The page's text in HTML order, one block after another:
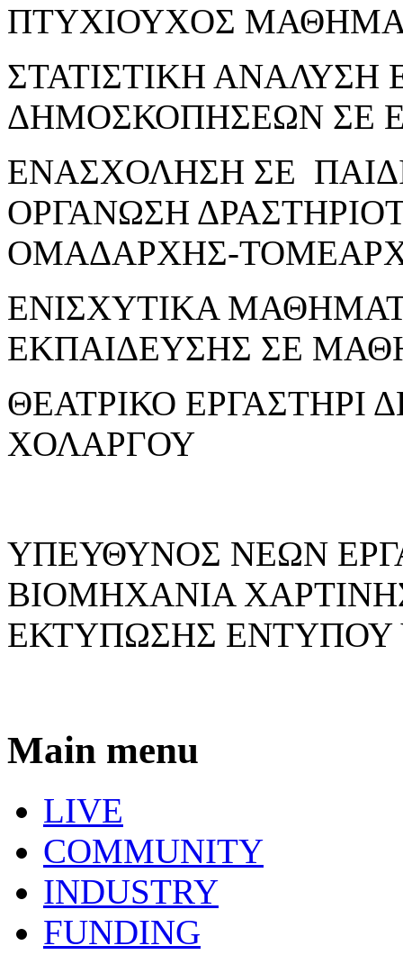
ΠΤΥΧΙΟΥΧΟΣ
ΣΤΑΤΙΣΤΙΚΗ ΑΝΑΛΥΣΗ
ΔΗΜΟΣΚΟΠΗΣΕΩΝ ΣΕ
ΕΝΑΣΧΟΛΗΣΗ ΣΕ
ΟΡΓΑΝΩΣΗ
ΟΜΑΔΑΡΧΗΣ-
ΕΝΙΣΧΥΤΙΚΑ
ΕΚΠΑΙΔΕΥΣΗΣ ΣΕ
ΘΕΑΤΡΙΚΟ
ΧΟΛΑΡΓΟΥ
ΥΠΕΥΘΥΝΟΣ ΝΕΩΝ
ΒΙΟΜΗΧΑΝΙΑ
ΕΚΤΥΠΩΣΗΣ ΕΝΤΥΠΟΥ
Main menu
LIVE
COMMUNITY
INDUSTRY
FUNDING